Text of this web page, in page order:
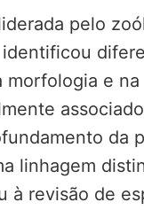
pelo
morfologia e
da
linhagem
à revisão de